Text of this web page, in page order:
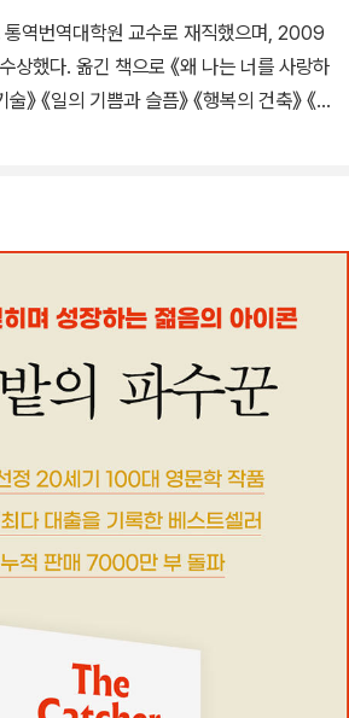
자들에게 큰 영향을 준다. 이 소설은 한 해
등 매우 널리 읽히게 된다. 이 책은 전후
을 받았고, 오늘날까지 세계 각국의 독자
. 2010년 향년 91세를 일기로 타계했다.
편들>, <프래니와 주이>, <목수여, 지붕의
통역번역대학원 교수로 재직했으며, 2009
상했다. 옮긴 책으로 《왜 나는 너를 사랑하
술》 《일의 기쁨과 슬픔》 《행복의 건축》 《로